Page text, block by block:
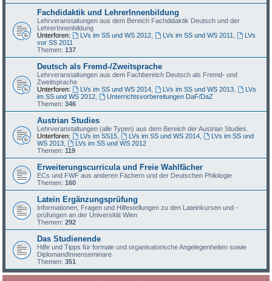
Fachdidaktik und LehrerInnenbildung
Lehrveranstaltungen aus dem Bereich Fachdidaktik Deutsch und der
LehrerInnenbildung
Unterforen:
LVs im SS und WS 2012 LVs im SS und WS 2011
LVs
vor SS 2011
Themen:137
Deutsch als Fremd-/Zweitsprache
Lehrveranstaltungen aus dem Fachbereich Deutsch als Fremd- und
Zweitsprache
Unterforen:
LVs im SS und WS 2014 LVs im SS und WS 2013
LVs
im SS und WS 2012
Unterrichtsvorbereitungen DaF/DaZ
Themen:346
Austrian Studies
Lehrveranstaltungen (alle Typen) aus dem Bereich der Austrian Studies.
Unterforen:
LVs im SS15 LVs im SS und WS 2014
LVs im SS und
WS 2013
LVs im SS und WS 2012
Themen:119
Erweiterungscurricula und Freie Wahlfächer
ECs und FWF aus anderen Fächern und der Deutschen Philologie
Themen:160
Latein Ergänzungsprüfung
Informationen, Fragen und Hilfestellungen zu den Lateinkursen und -
prüfungen an der Universität Wien
Themen:292
Das Studienende
Hilfe und Tipps für formale und organisatorische Angelegenheiten sowie
DiplomandInnenseminare
Themen:351